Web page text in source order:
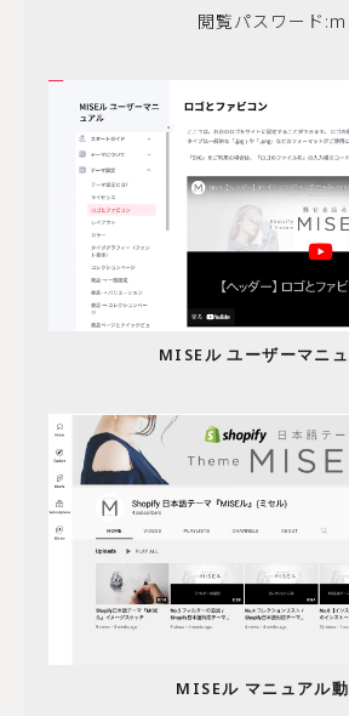
閲覧パスワード:m
MISEル ユーザーマニ
MISEル マニュアル